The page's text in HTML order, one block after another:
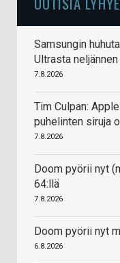
Samsungin
Ultrasta
7.8.2026
Tim Culpan:
puhelinten siruja
7.8.2026
Doom pyörii nyt
64:llä
7.8.2026
Doom pyörii nyt
6.8.2026